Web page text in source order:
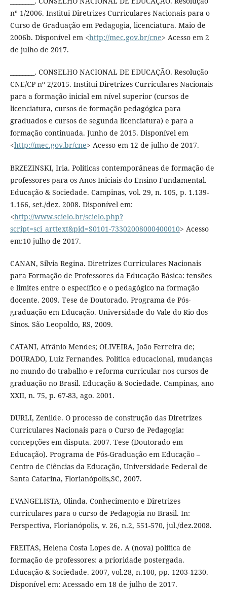
nº 1/2006. Institui Diretrizes Curriculares Nacionais para o
Curso de Graduação em Pedagogia, licenciatura. Maio de
2006b. Disponível em <http://mec.gov.br/cne> Acesso em 2
de julho de 2017.
________. CONSELHO NACIONAL DE EDUCAÇÃO. Resolução
CNE/CP nº 2/2015. Institui Diretrizes Curriculares Nacionais
para a formação inicial em nível superior (cursos de
licenciatura, cursos de formação pedagógica para
graduados e cursos de segunda licenciatura) e para a
formação continuada. Junho de 2015. Disponível em
<http://mec.gov.br/cne> Acesso em 12 de julho de 2017.
BRZEZINSKI, Iria. Políticas contemporâneas de formação de
professores para os Anos Iniciais do Ensino Fundamental.
Educação & Sociedade. Campinas, vol. 29, n. 105, p. 1.139-
1.166, set./dez. 2008. Disponível em:
<http://www.scielo.br/scielo.php?
script=sci_arttext&pid=S0101-73302008000400010> Acesso
em:10 julho de 2017.
CANAN, Silvia Regina. Diretrizes Curriculares Nacionais
para Formação de Professores da Educação Básica: tensões
e limites entre o específico e o pedagógico na formação
docente. 2009. Tese de Doutorado. Programa de Pós-
graduação em Educação. Universidade do Vale do Rio dos
Sinos. São Leopoldo, RS, 2009.
CATANI, Afrânio Mendes; OLIVEIRA, João Ferreira de;
DOURADO, Luiz Fernandes. Política educacional, mudanças
no mundo do trabalho e reforma curricular nos cursos de
graduação no Brasil. Educação & Sociedade. Campinas, ano
XXII, n. 75, p. 67-83, ago. 2001.
DURLI, Zenilde. O processo de construção das Diretrizes
Curriculares Nacionais para o Curso de Pedagogia:
concepções em disputa. 2007. Tese (Doutorado em
Educação). Programa de Pós-Graduação em Educação –
Centro de Ciências da Educação, Universidade Federal de
Santa Catarina, Florianópolis,SC, 2007.
EVANGELISTA, Olinda. Conhecimento e Diretrizes
curriculares para o curso de Pedagogia no Brasil. In:
Perspectiva, Florianópolis, v. 26, n.2, 551-570, jul./dez.2008.
FREITAS, Helena Costa Lopes de. A (nova) política de
formação de professores: a prioridade postergada.
Educação & Sociedade. 2007, vol.28, n.100, pp. 1203-1230.
Disponível em: Acessado em 18 de julho de 2017.